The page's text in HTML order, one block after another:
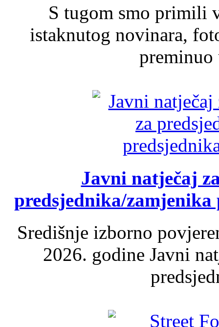
S tugom smo primili
istaknutog novinara,
Javni natječaj
predsjednika/
Središnje izborno
2026. godine Javni